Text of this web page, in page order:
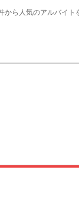
ら人気のアルバイト